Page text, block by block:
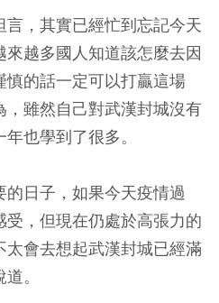
，其實已經忙到忘記今天
越多國人知道該怎麼去因
慎的話一定可以打贏這場
雖然自己對武漢封城沒有
也學到了很多。
的日子，如果今天疫情過
，但現在仍處於高張力的
會去想起武漢封城已經滿
。